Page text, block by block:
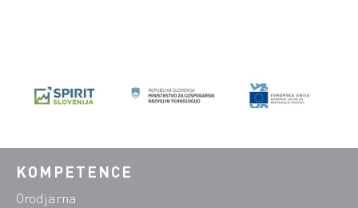
KOMPETENCE
Orodjarna